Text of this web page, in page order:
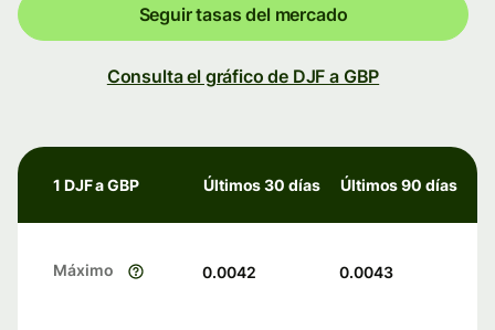
Seguir tasas del mercado
Consulta el gráfico de DJF a GBP
1 DJF a GBP Últimos 30 días Últimos 90 días
Máximo 0.0042 0.0043